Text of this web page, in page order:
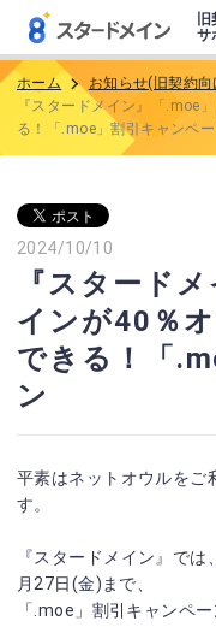
サ
ホーム
お知らせ(旧契約向
『スタードメイン』「.moe
る！「.moe」割引キャンペー
2024/10/10
『スタード
インが40％
できる！「
ン
平素はネットオウルをご
す。
『スタードメイン』で
月27日(金)まで、
「.moe」割引キャンペ